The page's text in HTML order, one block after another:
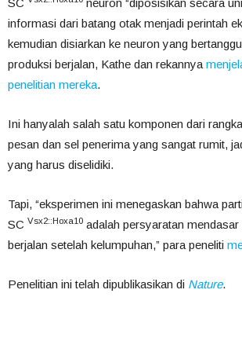
informasi dari batang otak menjadi perintah
kemudian disiarkan ke neuron yang
produksi berjalan, Kathe dan rekannya
penelitian mereka.
Ini hanyalah salah satu komponen dari
pesan dan sel penerima yang sangat rumit,
yang harus diselidiki.
Tapi, “eksperimen ini menegaskan bahwa
SC Vsx2::Hoxa10 adalah persyaratan mendasar
berjalan setelah kelumpuhan,” para peneliti
Penelitian ini telah dipublikasikan di Nature.